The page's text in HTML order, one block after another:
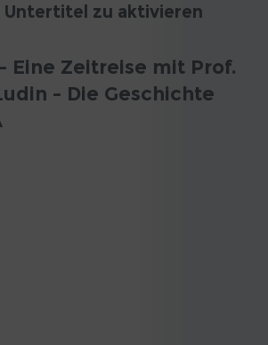
zu aktivieren
Eine Zeitreise mit Prof.
- Die Geschichte